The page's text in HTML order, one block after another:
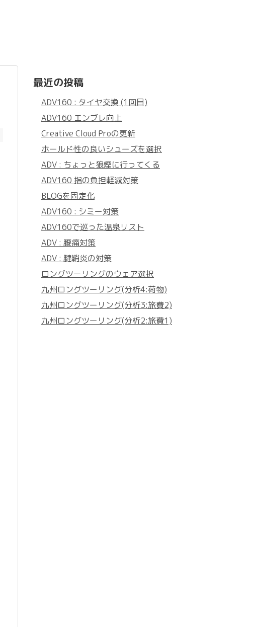
最近の投稿
ADV160 : タイヤ交換 (1回目)
ADV160 エンブレ向上
Creative Cloud Proの更新
ホールド性の良いシューズを選択
ADV : ちょっと狼煙に行ってくる
ADV160 指の負担軽減対策
BLOGを固定化
ADV160 : シミー対策
ADV160で巡った温泉リスト
ADV : 腰痛対策
ADV : 腱鞘炎の対策
ロングツーリングのウェア選択
九州ロングツーリング(分析4:荷物)
九州ロングツーリング(分析3:旅費2)
九州ロングツーリング(分析2:旅費1)